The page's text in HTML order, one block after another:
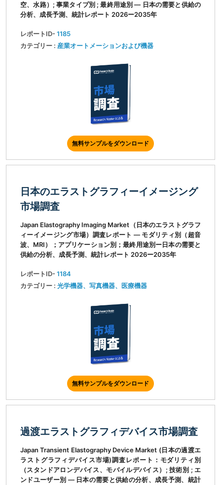
空、水路）; 事業タイプ別 ; 最終用途別 ― 日本の需要と供給の
分析、成長予測、統計レポート 2026ー2035年
レポートID-1185
カテゴリー : 産業オートメーションおよび機器
無料サンプルをダウンロード
日本のエラストグラフィーイメージング
市場調査
Japan Elastography Imaging Market（日本のエラストグラフ
ィーイメージング市場）調査レポート ― モダリティ別（超音
波、MRI）；アプリケーション別；最終用途別ー日本の需要と
供給の分析、成長予測、統計レポート 2026ー2035年
レポートID-1184
カテゴリー : 光学機器、写真機器、医療機器
無料サンプルをダウンロード
過渡エラストグラフィデバイス市場調査
Japan Transient Elastography Device Market (日本の過渡エ
ラストグラフィデバイス市場)調査レポート：モダリティ別
（スタンドアロンデバイス、モバイルデバイス）; 技術別 ; エ
ンドユーザー別 ― 日本の需要と供給の分析、成長予測、統計